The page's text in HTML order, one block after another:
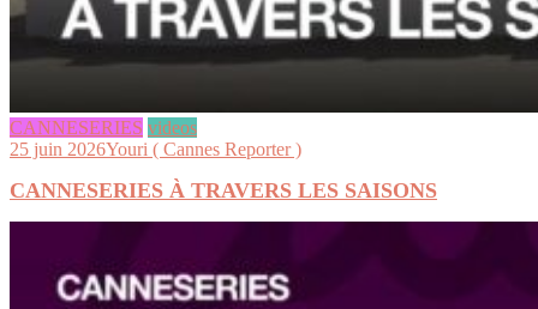
CANNESERIES videos
25 juin 2026Youri ( Cannes Reporter )
CANNESERIES À TRAVERS LES SAISONS